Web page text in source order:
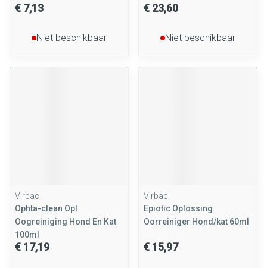
€ 7,13
Niet beschikbaar
€ 23,60
Niet beschikbaar
Virbac
Ophta-clean Opl
Oogreiniging Hond En Kat
100ml
€ 17,19
Virbac
Epiotic Oplossing
Oorreiniger Hond/kat 60ml
€ 15,97